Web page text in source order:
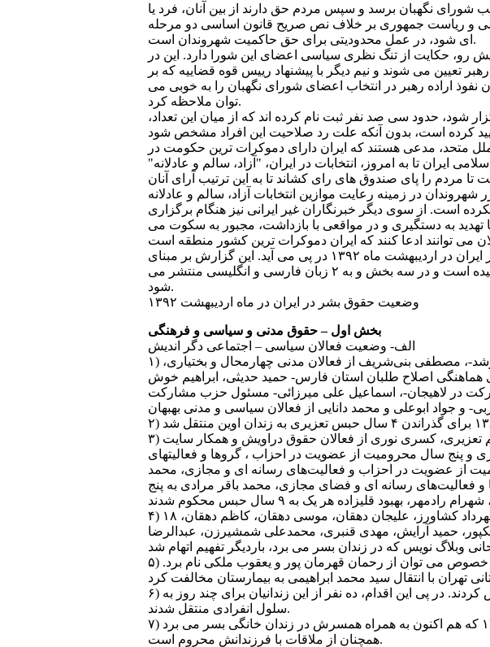
شورای نگهبان برسد و سپس مردم حق دارند از بين آنان، فرد يا
و رياست جمهوری بر خلاف نص صريح قانون اساسی دو مرحله
ای شود، در عمل محدوديتی برای حق حاکميت شهروندان است.
رو، حکايت از تنگ نظری سياسی اعضای اين شورا دارد. اين در
می شوند و نيم ديگر با پيشنهاد رييس قوه قضاييه که بر
اراده رهبر در انتخاب اعضای شورای نگهبان را به خوبی می
توان ملاحظه کرد.
مثال در انتخابات رياست جمهوری که قرار است در ۲۴ خرداد ماه ۱۳۹۲ برگزار شود، حدود سی صد نفر ثبت نام کرده اند که از ميان اين تعداد،
متحد، مدعی هستند که ايران دارای دموکرات ترين حکومت در
ايران تا به امروز، انتخابات در ايران، "آزاد، سالم و عادلانه"
مردم را پای صندوق های رای کشاند تا به اين ترتيب آرای آنان
در زمينه رعايت موازين انتخابات آزاد، سالم و عادلانه
است. از سوی ديگر خبرنگاران غير ايرانی نيز هنگام برگزاری
با تهديد به دستگيری و در مواقعی با بازداشت، مجبور به سکوت می
همچنين علاوه بر مطالبی که در بالا بيان شد، خلاصه ای از وضعيت نقض حقوق بشر در ايران در ارديبهشت ماه ۱۳۹۲ در پی می آيد. اين گزارش بر مبنای
اطلاعاتی است که در سايت ها و رسانه های مختلف درج شده و صحت آن به احراز رسيده است و در سه بخش و به ۲ زبان فارسی و انگليسی منتشر می
شود.
وضعيت حقوق بشر در ايران در ماه ارديبهشت ۱۳۹۲
بخش اول – حقوق مدنی و سياسی و فرهنگی
الف- وضعيت فعالان سياسی – اجتماعی دگر انديش
۱) در اين ماه ۱۲ نفر بازداشت شدند. بازداشت شدگان عبارتند از: باقر اسدی- ديپلمات ارشد-، مصطفی بنی‌شريف از فعالان مدنی چهارمحال و بختياری،
اصلاح طلبان استان فارس- حميد حديثی، ابراهيم خوش
در لاهيجان-، اسماعيل علی ميرزائی- مسئول حزب مشارکت
۳) محسن قشقايی زاده به دو سال حکم تعزيری، محمد رضا احمدی به سه سال حکم تعزيری، کسری نوری از فعالان حقوق دراويش و همکار سايت
تعزيری و پنج سال محروميت از عضويت در احزاب ، گروها و فعاليتهای
پژمان ظفرمند به سه سال حبس تعزيری و ۵ سال محروميت از عضويت در احزاب و فعاليت‌های رسانه ای و مجازی، محمد
احزاب و گروها و فعاليت‌های رسانه ای و فضای مجازی، محمد باقر مرادی به پنج
۴) ۱۸ تن از دراويش گنابادی به اسامی غلامعلی بيرامی، اميدعلی اکبری، بهيار رجبی، مهرداد کشاورز، عليجان دهقان، موسی دهقان، کاظم دهقان،
حميد آرايش، مهدی قنبری، محمدعلی شمشيرزن، عبدالرضا
۵) تعدادی از زندانيان سياسی بيمار هستند و اقدامی برای درمان آنها نمی شود. در اين خصوص می توان از رحمان قهرمان پور و يعقوب ملکی نام برد.
۶) تعدادی از زندانيان سياسی بند ۳۵۰ نسبت به وضعيت بهداشتی در زندان اوين اعتراض کردند. در پی اين اقدام، ده نفر از اين زندانيان برای چند روز به
سلول انفرادی منتقل شدند.
۷) ميرحسين موسوی، کانديدای معترض به نتيجه انتخابات رياست جمهوری در سال ۱۳۸۸ که هم اکنون به همراه همسرش در زندان خانگی بسر می برد
همچنان از ملاقات با فرزندانش محروم است.